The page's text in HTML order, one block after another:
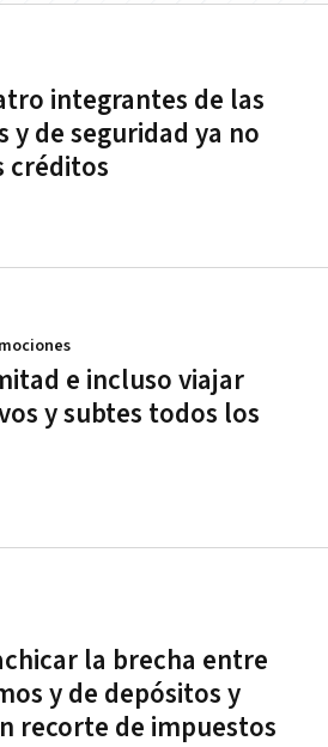
integrantes de las
y de seguridad ya no
créditos
e incluso viajar
y subtes todos los
la brecha entre
y de depósitos y
recorte de impuestos